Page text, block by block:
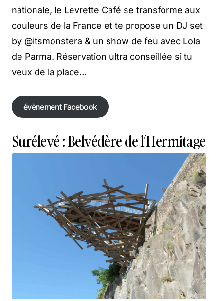
nationale, le Levrette Café se transforme aux
couleurs de la France et te propose un DJ set
by @itsmonstera & un show de feu avec Lola
de Parma. Réservation ultra conseillée si tu
veux de la place…
évènement Facebook
évènement Facebook
Surélevé : Belvédère de l’Hermitage